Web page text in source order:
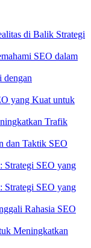
di Balik Strategi
SEO dalam
dengan
yang Kuat untuk
Trafik
dan Taktik SEO
Strategi SEO yang
Strategi SEO yang
Rahasia SEO
Meningkatkan